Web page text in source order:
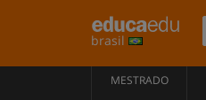
brasil
MESTRADO